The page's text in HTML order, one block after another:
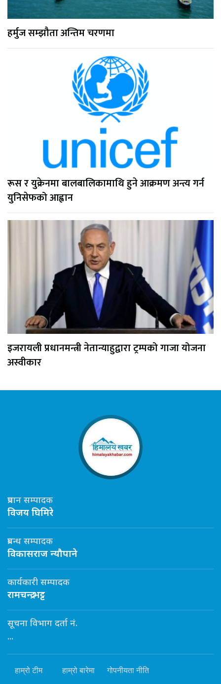
हर्मुज सम्झौता अन्तिम चरणमा
रूस र युक्रेनमा बालबालिकामाथि हुने आक्रमण अन्त्य गर्न
युनिसेफको आह्वान
इजरायली प्रधानमन्त्री नेतान्याहुद्वारा ट्रम्पको गाजा योजना
अस्वीकार
प्रधान सम्पादक
विजय घिमिरे
प्रबन्ध सम्पादक
विकासराज न्यौपाने
कार्यकारी सम्पादक
रामचन्द्र भट्ट
सूचना विभाग दर्ता नं.
...
हाम्रो टीम हाम्रो बारेमा गोपनीयता नीति